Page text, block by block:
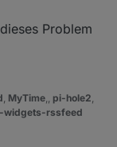
Problem
MyTime pi-hole2
widgets-rssfeed